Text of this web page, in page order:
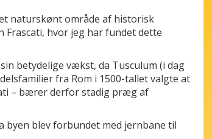
naturskønt område af historisk
hvor jeg har fundet dette
betydelige vækst, da Tusculum (i dag
fra Rom i 1500-tallet valgte at
– bærer derfor stadig præg af
byen blev forbundet med jernbane til